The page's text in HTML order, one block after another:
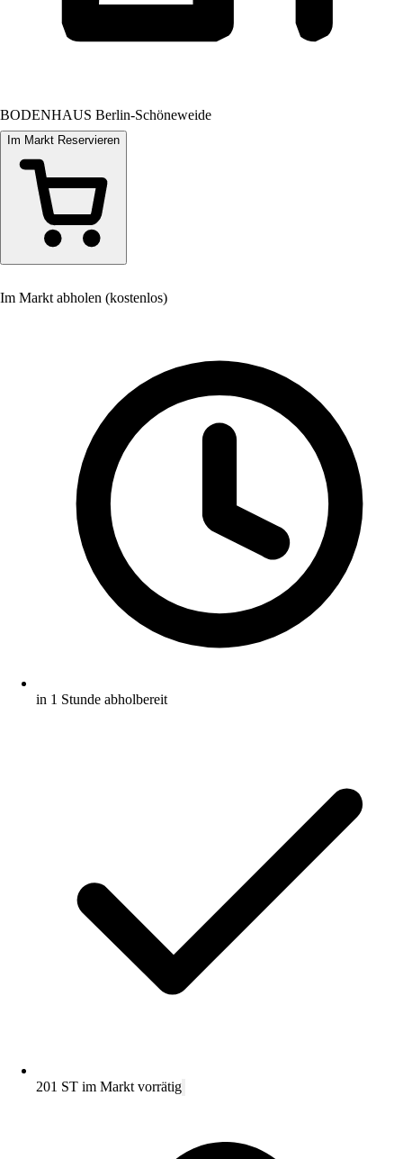
BODENHAUS Berlin-Schöneweide
Im Markt Reservieren
Im Markt abholen (kostenlos)
in 1 Stunde abholbereit
201 ST im Markt vorrätig